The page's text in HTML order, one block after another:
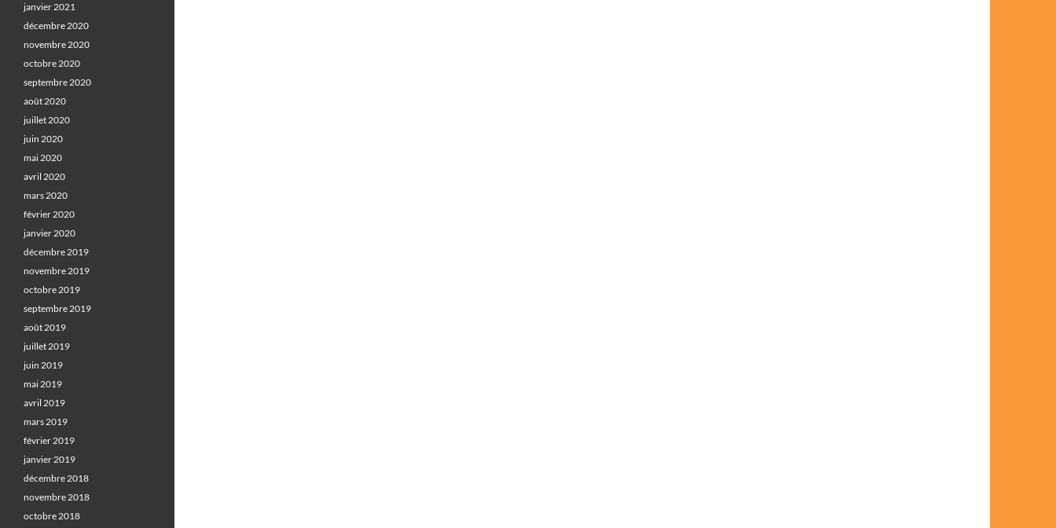
janvier 2021
décembre 2020
novembre 2020
octobre 2020
septembre 2020
août 2020
juillet 2020
juin 2020
mai 2020
avril 2020
mars 2020
février 2020
janvier 2020
décembre 2019
novembre 2019
octobre 2019
septembre 2019
août 2019
juillet 2019
juin 2019
mai 2019
avril 2019
mars 2019
février 2019
janvier 2019
décembre 2018
novembre 2018
octobre 2018